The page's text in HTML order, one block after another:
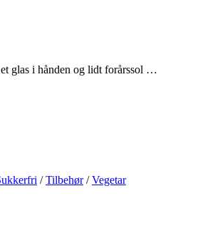
glas i hånden og lidt forårssol …
/Tilbehør/Vegetar